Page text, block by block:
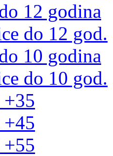
12 godina
do 12 god.
10 godina
do 10 god.
+35
+45
+55